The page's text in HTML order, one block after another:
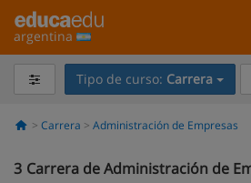
argentina
Tipo de curso: Carrera
Carrera Administración de Empresas
3 Carrera de Administración de